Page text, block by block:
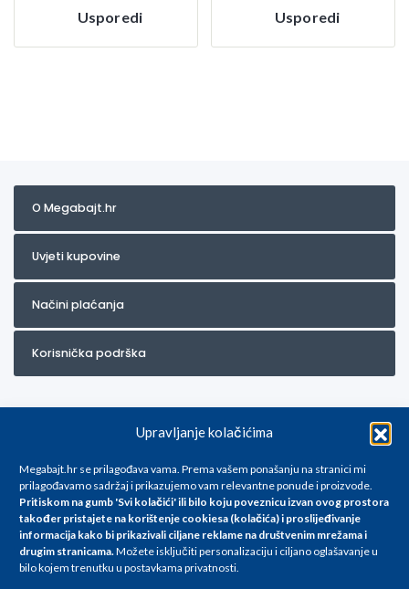
Upravljanje kolačićima
Megabajt.hr se prilagođava vama. Prema vašem ponašanju na stranici mi
prilagođavamo sadržaj i prikazujemo vam relevantne ponude i proizvode.
Pritiskom na gumb 'Svi kolačići' ili bilo koju poveznicu izvan ovog prostora
također pristajete na korištenje cookiesa (kolačića) i proslijeđivanje
informacija kako bi prikazivali ciljane reklame na društvenim mrežama i
drugim stranicama.Možete isključiti personalizaciju i ciljano oglašavanje u
bilo kojem trenutku u postavkama privatnosti.
Usporedi Usporedi
O Megabajt.hr
Uvjeti kupovine
Načini plaćanja
Korisnička podrška
Za artikle kojih trenutno nema u ponudi obratite nam se na
info@megabajt.hr. Sve cijene su informativnog karaktera i podložne su
promjenama, a
iskazane su za avansno plaćanje(gotovina) u Eurima i uključuju PDV. Sve